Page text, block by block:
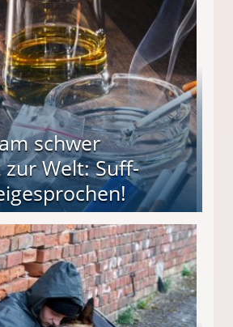
schwer
Welt: Suff-